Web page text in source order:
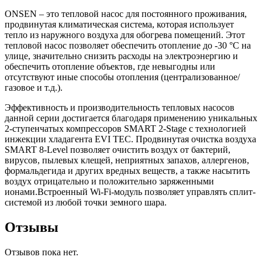
ONSEN – это тепловой насос для постоянного проживания,
продвинутая климатическая система, которая использует
тепло из наружного воздуха для обогрева помещений. Этот
тепловой насос позволяет обеспечить отопление до -30 °С на
улице, значительно снизить расходы на электроэнергию и
обеспечить отопление объектов, где невыгодны или
отсутствуют иные способы отопления (централизованное/
газовое и т.д.).
Эффективность и производительность тепловых насосов
данной серии достигается благодаря применению уникальных
2-ступенчатых компрессоров SMART 2-Stage с технологией
инжекции хладагента EVI TEC. Продвинутая очистка воздуха
SMART 8-Level позволяет очистить воздух от бактерий,
вирусов, пылевых клещей, неприятных запахов, аллергенов,
формальдегида и других вредных веществ, а также насытить
воздух отрицательно и положительно заряженными
ионами.Встроенный Wi-Fi-модуль позволяет управлять сплит-
системой из любой точки земного шара.
Отзывы
Отзывов пока нет.